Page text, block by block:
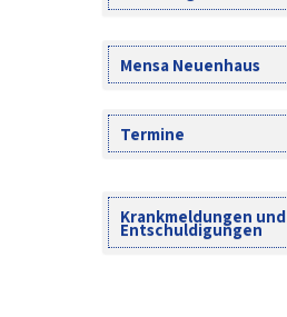
Mensa Neuenhaus
Termine
Krankmeldungen und
Entschuldigungen